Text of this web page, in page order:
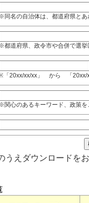
同名の自治体は、都道府県とあ
都道府県、政令市や合併で選挙
「20xx/xx/xx」 から 「20xx/
関心のあるキーワード、政策を
うえダウンロードを